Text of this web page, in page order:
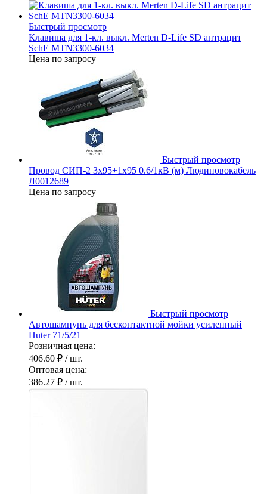
Быстрый просмотр
Клавиша для 1-кл. выкл. Merten D-Life SD антрацит
SchE MTN3300-6034
Цена по запросу
Быстрый просмотр
Провод СИП-2 3х95+1х95 0.6/1кВ (м) Людиновокабель
Л0012689
Цена по запросу
Быстрый просмотр
Автошампунь для бесконтактной мойки усиленный
Huter 71/5/21
Розничная цена:
406.60 ₽ / шт.
Оптовая цена:
386.27 ₽ / шт.